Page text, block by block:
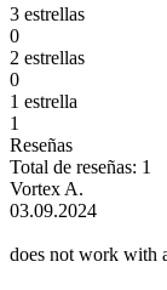
3 estrellas
0
2 estrellas
0
1 estrella
1
Reseñas
Total de reseñas: 1
Vortex A.
03.09.2024
does not work with